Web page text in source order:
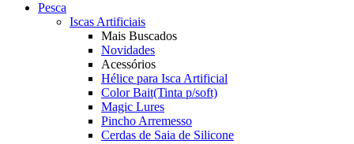
Pesca
Iscas Artificiais
Mais Buscados
Novidades
Acessórios
Hélice para Isca Artificial
Color Bait(Tinta p/soft)
Magic Lures
Pincho Arremesso
Cerdas de Saia de Silicone